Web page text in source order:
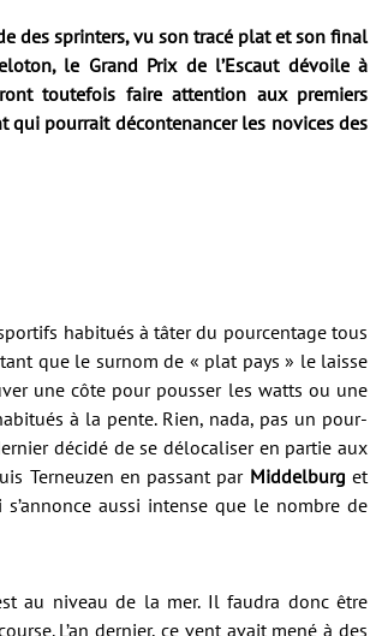
des sprinters, vu son tracé plat et son final
le Grand Prix de l’Escaut dévoile à
toutefois faire attention aux premiers
qui pourrait décontenancer les novices des
habitués à tâter du pourcentage tous
que le surnom de « plat pays » le laisse
une côte pour pousser les watts ou une
à la pente. Rien, nada, pas un pour-
décidé de se délocaliser en partie aux
Terneuzen en passant par Middelburg et
aussi intense que le nombre de
au niveau de la mer. Il faudra donc être
L’an dernier, ce vent avait mené à des